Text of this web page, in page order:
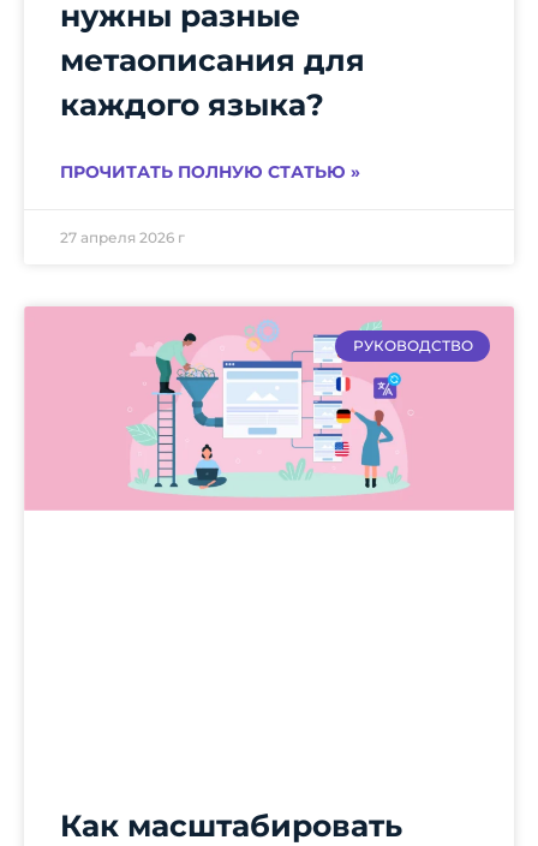
нужны разные
метаописания для
каждого языка?
ПРОЧИТАТЬ ПОЛНУЮ СТАТЬЮ »
27 апреля 2026 г
РУКОВОДСТВО
Как масштабировать